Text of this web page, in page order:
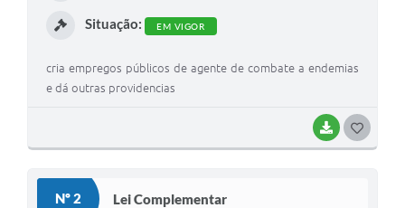
BAIXAR
Situação: EM VIGOR
cria empregos públicos de agente de combate a endemias
e dá outras providencias
Nº 2 Lei Complementar